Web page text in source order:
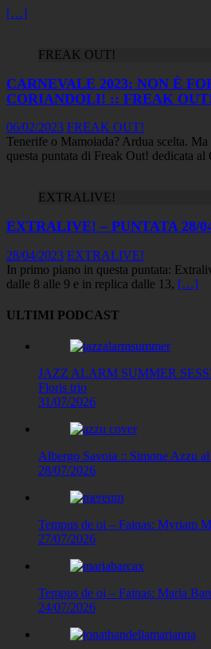
[…]
FREAK OUT!
CARNEVALE 2023: NON È
CORIANDOLI! :: FREAK
06/02/2023 FREAK OUT!
Tenerife o Mamoiada? Ardua scelta. Ma
questa puntata di Freak Out! dedicata al
EXTRALIVE!
EXTRALIVE! – PUNTATA 28/
28/04/2023 EXTRALIVE!
In primo piano in questa puntata:
dalle 8 alle 9 e in replica dalle 13, […]
ULTIMI PODCAST
JAZZ ALARM SUMMER
Floris trio
31/07/2026
Albergo Savoia :: Simone Azzu
28/07/2026
Tempus de oi – Fainas: Myriam
27/07/2026
Tempus de oi – Fainas: Maria
24/07/2026